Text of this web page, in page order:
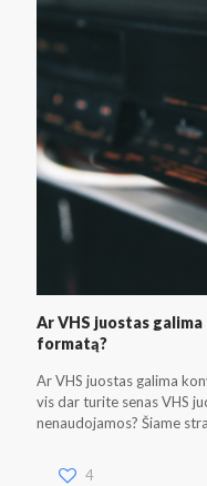
Ar VHS juostas
formatą?
Ar VHS juostas galima
vis dar turite senas VHS
nenaudojamos? Šiame
4